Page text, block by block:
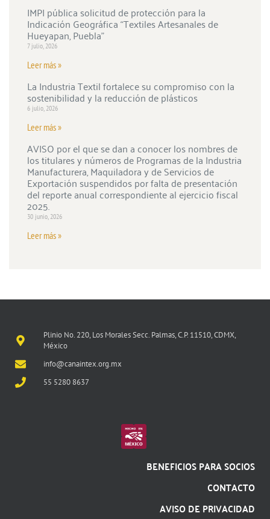
IMPI pública solicitud de protección para la
Indicación Geográfica “Textiles Artesanales de
Hueyapan, Puebla”
7 julio, 2026
Leer más »
La Industria Textil fortalece su compromiso con la
sostenibilidad y la reducción de plásticos
6 julio, 2026
Leer más »
AVISO por el que se dan a conocer los nombres de
los titulares y números de Programas de la Industria
Manufacturera, Maquiladora y de Servicios de
Exportación suspendidos por falta de presentación
del reporte anual correspondiente al ejercicio fiscal
2025.
30 junio, 2026
Leer más »
Plinio No. 220, Los Morales Secc. Palmas, C.P. 11510, CDMX,
México
info@canaintex.org.mx
55 5280 8637
BENEFICIOS PARA SOCIOS
CONTACTO
AVISO DE PRIVACIDAD